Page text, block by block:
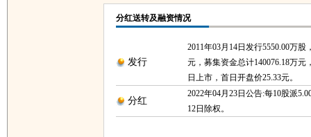
分红送转及融资情况
发行
2011年03月14日发行5550.00万股
元，募集资金总计140076.18万元
日上市，首日开盘价25.33元。
分红
2022年04月23日公告:每10股派
12日除权。